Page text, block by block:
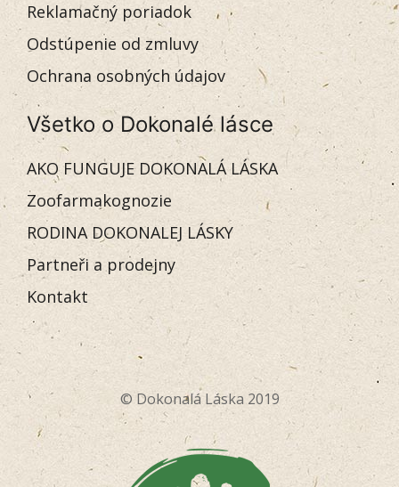
Reklamačný poriadok
Odstúpenie od zmluvy
Ochrana osobných údajov
Všetko o Dokonalé lásce
AKO FUNGUJE DOKONALÁ LÁSKA
Zoofarmakognozie
RODINA DOKONALEJ LÁSKY
Partneři a prodejny
Kontakt
© Dokonalá Láska 2019